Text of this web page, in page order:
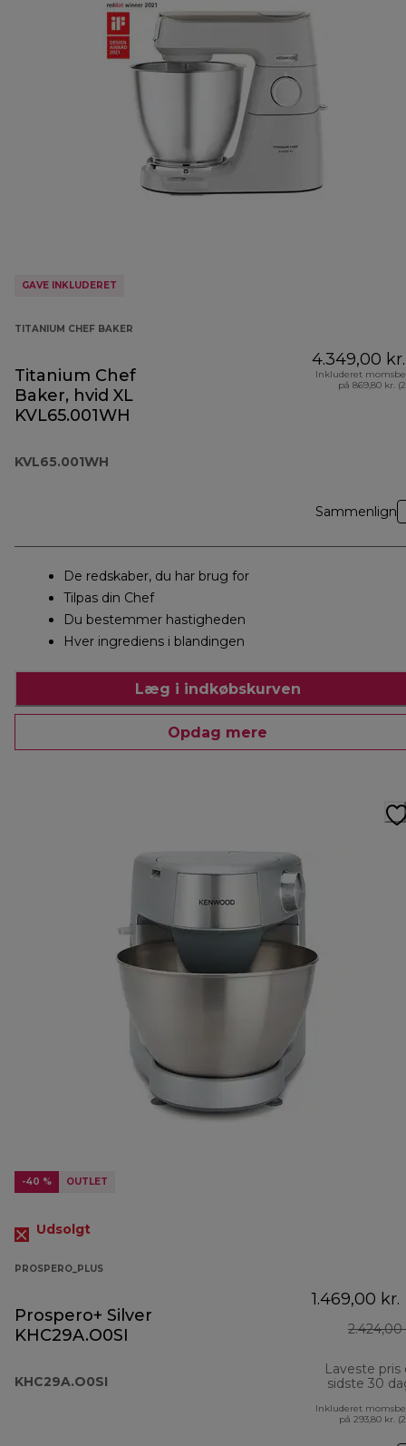
GAVE INKLUDERET
TITANIUM CHEF BAKER
Titanium Chef
Baker, hvid XL
KVL65.001WH
KVL65.001WH
4.349,00 kr.
Inkluderet
på 869,80 kr.
Sammenlign
De redskaber, du har brug for
Tilpas din Chef
Du bestemmer hastigheden
Hver ingrediens i blandingen
Læg i indkøbskurven
Opdag mere
-40 % OUTLET
Udsolgt
PROSPERO_PLUS
Prospero+ Silver
KHC29A.O0SI
KHC29A.O0SI
1.469,00 kr.
2.424,00
Laveste pris
sidste 30
Inkluderet
på 293,80 kr.